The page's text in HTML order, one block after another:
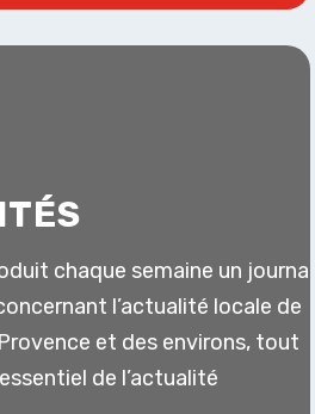
chaque semaine un journal
l’actualité locale de
et des environs, tout
de l’actualité